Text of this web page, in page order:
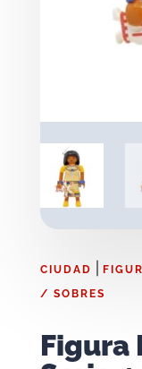
CIUDAD
/ SOBRES
Figura